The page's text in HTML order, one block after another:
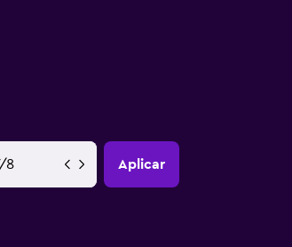
Aplicar